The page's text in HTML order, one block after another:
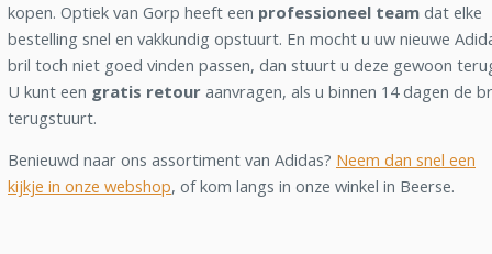
kopen. Optiek van Gorp heeft een professioneel team dat elke
bestelling snel en vakkundig opstuurt. En mocht u uw nieuwe
bril toch niet goed vinden passen, dan stuurt u deze gewoon
U kunt een gratis retour aanvragen, als u binnen 14 dagen de
terugstuurt.
Benieuwd naar ons assortiment van Adidas? Neem dan snel een
kijkje in onze webshop, of kom langs in onze winkel in Beerse.